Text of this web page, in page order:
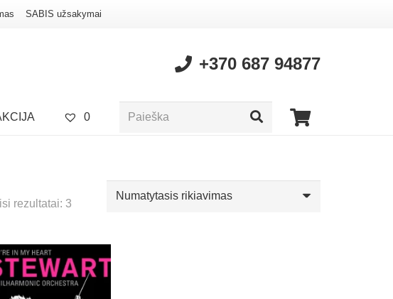
SABIS užsakymai
+370 687 94877
0
rezultatai: 3